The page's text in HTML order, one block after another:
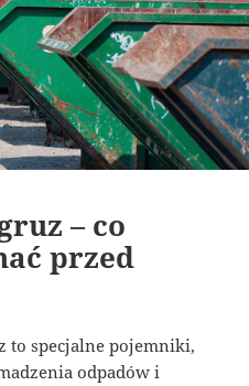
– co
przed
to specjalne pojemniki,
odpadów i